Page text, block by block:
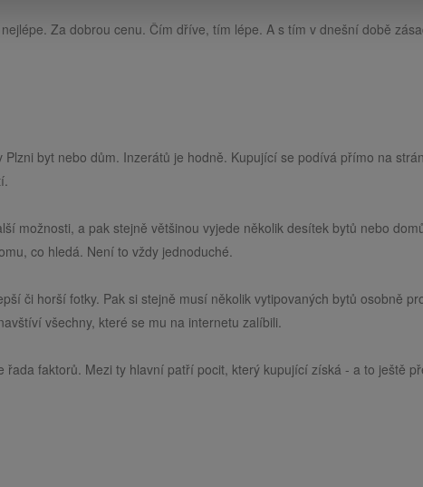
Za dobrou cenu. Čím dříve, tím lépe. A s tím v dnešní době
byt nebo dům. Inzerátů je hodně. Kupující se podívá přímo na
možnosti, a pak stejně většinou vyjede několik desítek bytů nebo
co hledá. Není to vždy jednoduché.
či horší fotky. Pak si stejně musí několik vytipovaných bytů osobně
všechny, které se mu na internetu zalíbili.
faktorů. Mezi ty hlavní patří pocit, který kupující získá - a to ještě